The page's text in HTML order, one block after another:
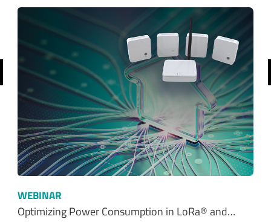
WEBINAR
Optimizing Power Consumption in LoRa® and…